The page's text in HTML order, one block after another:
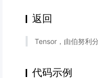
返回
Tensor，由伯努利
代码示例